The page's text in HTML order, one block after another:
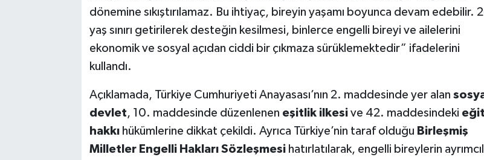
dönemine sıkıştırılamaz. Bu ihtiyaç, bireyin yaşamı boyunca devam edebilir.
yaş sınırı getirilerek desteğin kesilmesi, binlerce engelli bireyi ve ailelerini
ekonomik ve sosyal açıdan ciddi bir çıkmaza sürüklemektedir” ifadelerini
kullandı.
Açıklamada, Türkiye Cumhuriyeti Anayasası’nın 2. maddesinde yer alan
devlet, 10. maddesinde düzenlenen eşitlik ilkesive 42. maddesindeki
hakkıhükümlerine dikkat çekildi. Ayrıca Türkiye’nin taraf olduğu Birleşmiş
Milletler Engelli Hakları Sözleşmesihatırlatılarak, engelli bireylerin